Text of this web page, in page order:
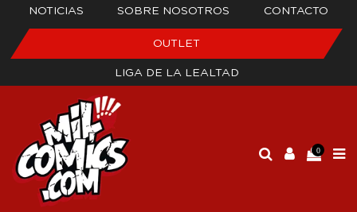
NOTICIAS SOBRE NOSOTROS CONTACTO
OUTLET
LIGA DE LA LEALTAD
0